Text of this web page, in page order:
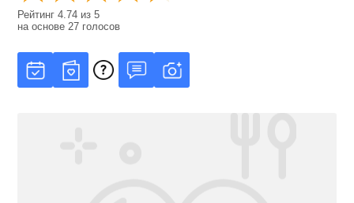
Рейтинг4.74 из5
на основе 27 голосов